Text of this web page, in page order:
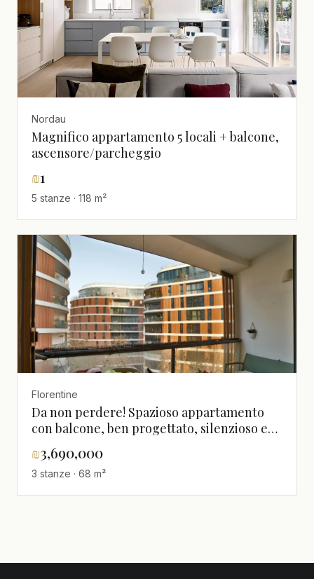
Nordau
Magnifico appartamento 5 locali + balcone,
ascensore/parcheggio
₪1
5 stanze · 118 m²
Florentine
Da non perdere! Spazioso appartamento
con balcone, ben progettato, silenzioso e
luminoso con soffitti alti - quartiere
Florentine
₪3,690,000
3 stanze · 68 m²